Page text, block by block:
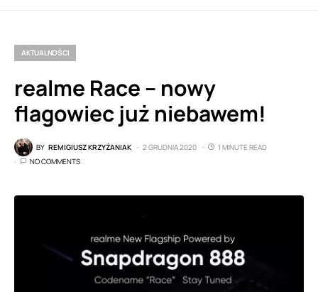
AKTUALNOŚCI
realme Race – nowy
flagowiec już niebawem!
BY REMIGIUSZ KRZYŻANIAK 2 GRUDNIA 2020
1 MINUTE READ
NO COMMENTS